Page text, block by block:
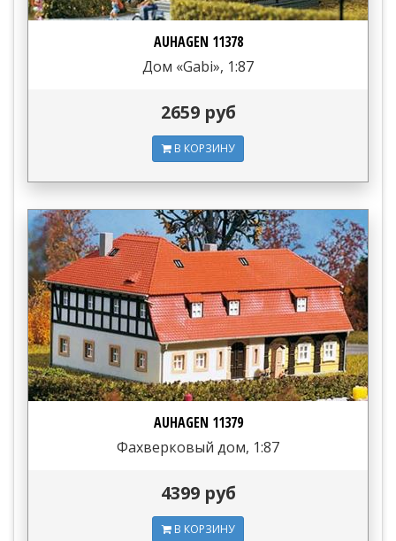
AUHAGEN 11378
Дом «Gabi», 1:87
2659 руб
В КОРЗИНУ
AUHAGEN 11379
Фахверковый дом, 1:87
4399 руб
В КОРЗИНУ